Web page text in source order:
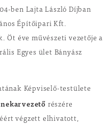
ben Lajta László Díjban
Építőipari Kft.
Öt éve művészeti vezetője a
Egyes ület Bányász
Képviselő-testülete
részére
végzett elhivatott,